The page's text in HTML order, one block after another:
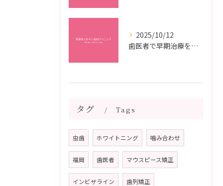
2025/10/12
歯医者で早期治療を受けるメリットと虫歯悪化を防ぐ最短ステップ
タグ Tags
虫歯 ホワイトニング 噛み合わせ
福岡 歯医者 マウスピース矯正
インビザライン 歯列矯正